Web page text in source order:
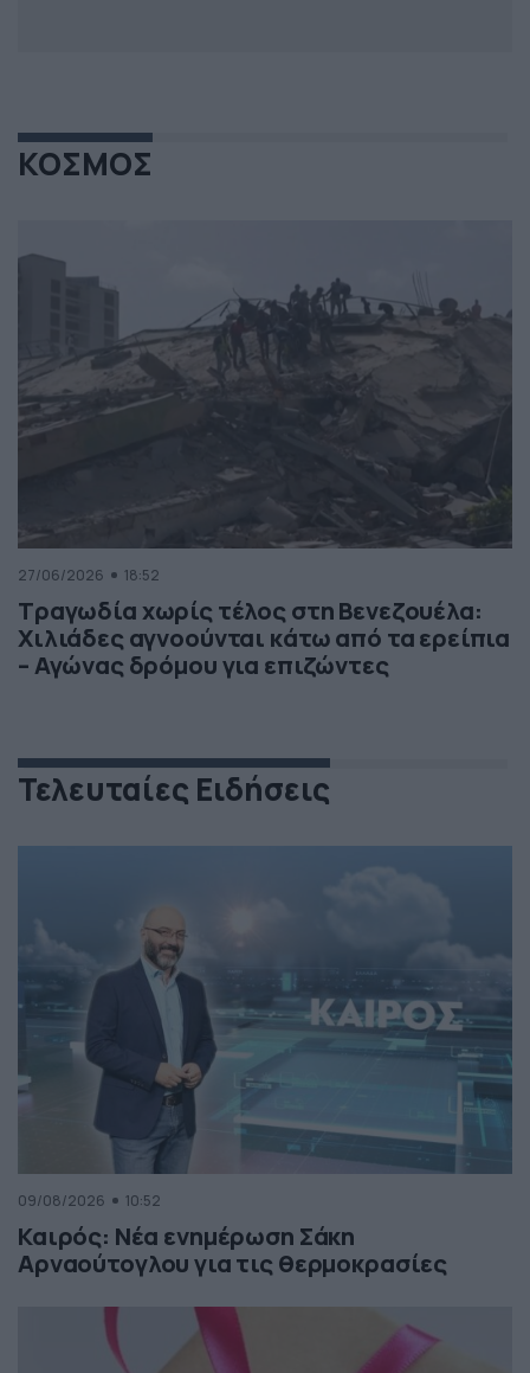
ΚΟΣΜΟΣ
27/06/2026 18:52
Τραγωδία χωρίς τέλος στη Βενεζουέλα:
Χιλιάδες αγνοούνται κάτω από τα ερείπια
– Αγώνας δρόμου για επιζώντες
Τελευταίες Ειδήσεις
09/08/2026 10:52
Καιρός: Νέα ενημέρωση Σάκη
Αρναούτογλου για τις θερμοκρασίες